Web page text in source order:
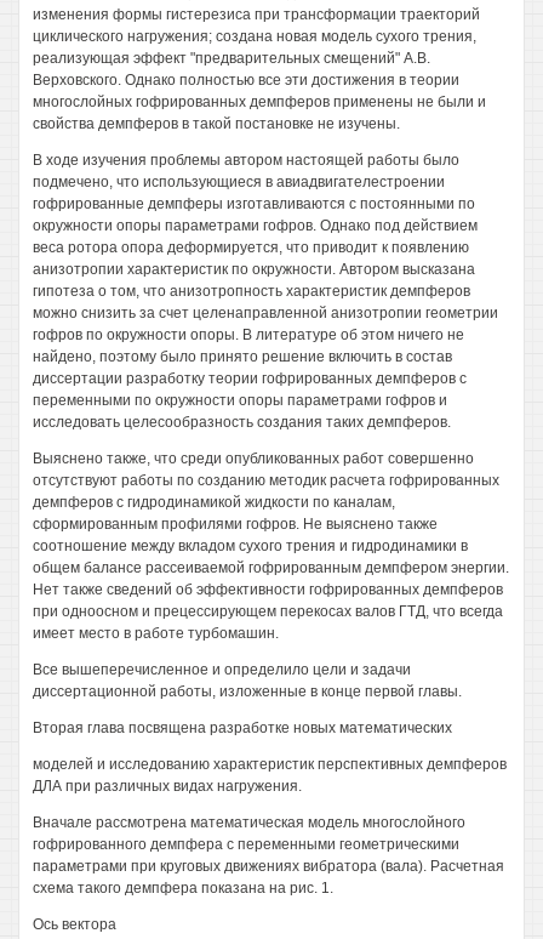
изменения формы гистерезиса при трансформации траекторий
циклического нагружения; создана новая модель сухого трения,
реализующая эффект "предварительных смещений" A.B.
Верховского. Однако полностью все эти достижения в теории
многослойных гофрированных демпферов применены не были и
свойства демпферов в такой постановке не изучены.
В ходе изучения проблемы автором настоящей работы было
подмечено, что использующиеся в авиадвигателестроении
гофрированные демпферы изготавливаются с постоянными по
окружности опоры параметрами гофров. Однако под действием
веса ротора опора деформируется, что приводит к появлению
анизотропии характеристик по окружности. Автором высказана
гипотеза о том, что анизотропность характеристик демпферов
можно снизить за счет целенаправленной анизотропии геометрии
гофров по окружности опоры. В литературе об этом ничего не
найдено, поэтому было принято решение включить в состав
диссертации разработку теории гофрированных демпферов с
переменными по окружности опоры параметрами гофров и
исследовать целесообразность создания таких демпферов.
Выяснено также, что среди опубликованных работ совершенно
отсутствуют работы по созданию методик расчета гофрированных
демпферов с гидродинамикой жидкости по каналам,
сформированным профилями гофров. Не выяснено также
соотношение между вкладом сухого трения и гидродинамики в
общем балансе рассеиваемой гофрированным демпфером энергии.
Нет также сведений об эффективности гофрированных демпферов
при одноосном и прецессирующем перекосах валов ГТД, что всегда
имеет место в работе турбомашин.
Все вышеперечисленное и определило цели и задачи
диссертационной работы, изложенные в конце первой главы.
Вторая глава посвящена разработке новых математических
моделей и исследованию характеристик перспективных демпферов
ДЛА при различных видах нагружения.
Вначале рассмотрена математическая модель многослойного
гофрированного демпфера с переменными геометрическими
параметрами при круговых движениях вибратора (вала). Расчетная
схема такого демпфера показана на рис. 1.
Ось вектора